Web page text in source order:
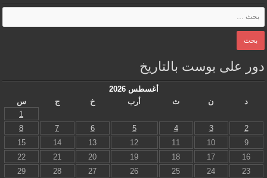
دور على بوست بالتاريخ
أغسطس 2026
د
ن ث أرب خ ج
س
1
2
3
4
5
6
7
8
9
10
11
12
13
14
15
16
17
18
19
20
21
22
23
24
25
26
27
28
29